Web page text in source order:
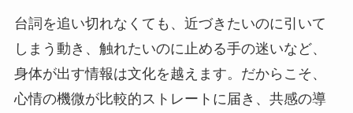
台詞を追い切れなくても、近づきたいのに引いて
しまう動き、触れたいのに止める手の迷いなど、
身体が出す情報は文化を越えます。だからこそ、
心情の機微が比較的ストレートに届き、共感の導